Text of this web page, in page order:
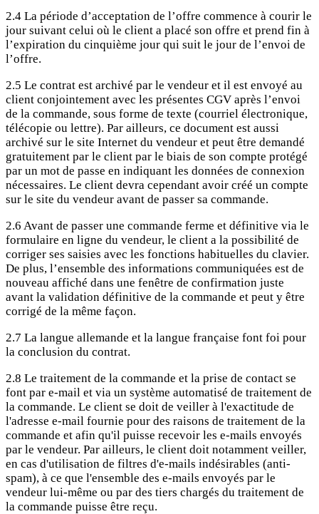
2.4 La période d’acceptation de l’offre commence à courir le
jour suivant celui où le client a placé son offre et prend fin à
l’expiration du cinquième jour qui suit le jour de l’envoi de
l’offre.
2.5 Le contrat est archivé par le vendeur et il est envoyé au
client conjointement avec les présentes CGV après l’envoi
de la commande, sous forme de texte (courriel électronique,
télécopie ou lettre). Par ailleurs, ce document est aussi
archivé sur le site Internet du vendeur et peut être demandé
gratuitement par le client par le biais de son compte protégé
par un mot de passe en indiquant les données de connexion
nécessaires. Le client devra cependant avoir créé un compte
sur le site du vendeur avant de passer sa commande.
2.6 Avant de passer une commande ferme et définitive via le
formulaire en ligne du vendeur, le client a la possibilité de
corriger ses saisies avec les fonctions habituelles du clavier.
De plus, l’ensemble des informations communiquées est de
nouveau affiché dans une fenêtre de confirmation juste
avant la validation définitive de la commande et peut y être
corrigé de la même façon.
2.7 La langue allemande et la langue française font foi pour
la conclusion du contrat.
2.8 Le traitement de la commande et la prise de contact se
font par e-mail et via un système automatisé de traitement de
la commande. Le client se doit de veiller à l'exactitude de
l'adresse e-mail fournie pour des raisons de traitement de la
commande et afin qu'il puisse recevoir les e-mails envoyés
par le vendeur. Par ailleurs, le client doit notamment veiller,
en cas d'utilisation de filtres d'e-mails indésirables (anti-
spam), à ce que l'ensemble des e-mails envoyés par le
vendeur lui-même ou par des tiers chargés du traitement de
la commande puisse être reçu.